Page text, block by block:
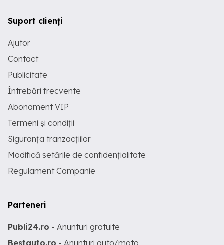
Suport clienți
Ajutor
Contact
Publicitate
Întrebări frecvente
Abonament VIP
Termeni și condiții
Siguranța tranzacțiilor
Modifică setările de confidențialitate
Regulament Campanie
Parteneri
Publi24.ro - Anunturi gratuite